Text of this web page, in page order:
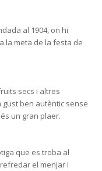
al 1904, on hi
la meta de la festa de
secs i altres
gust ben autèntic sense
un gran plaer.
que es troba al
el menjar i